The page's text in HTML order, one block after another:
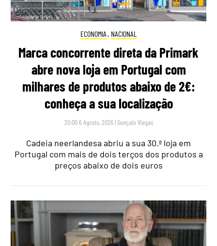
ECONOMIA , NACIONAL
Marca concorrente direta da Primark
abre nova loja em Portugal com
milhares de produtos abaixo de 2€:
conheça a sua localização
20:00 6 Agosto, 2026 | Gonçalo Viegas
Cadeia neerlandesa abriu a sua 30.ª loja em
Portugal com mais de dois terços dos produtos a
preços abaixo de dois euros